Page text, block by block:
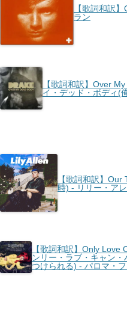
【歌詞和訳
ラン
【歌詞和訳】Over
イ・デッド・ボディ(
【歌詞和訳】
時) - リリー・ア
【歌詞和訳】Only
ンリー・ラブ・キャン
つけられる) - パロマ・